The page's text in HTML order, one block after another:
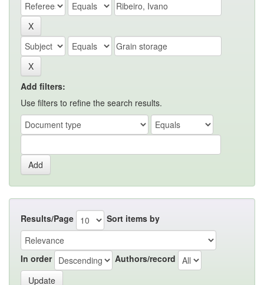
Add filters:
Use filters to refine the search results.
Results/Page Sort items by
In order Authors/record